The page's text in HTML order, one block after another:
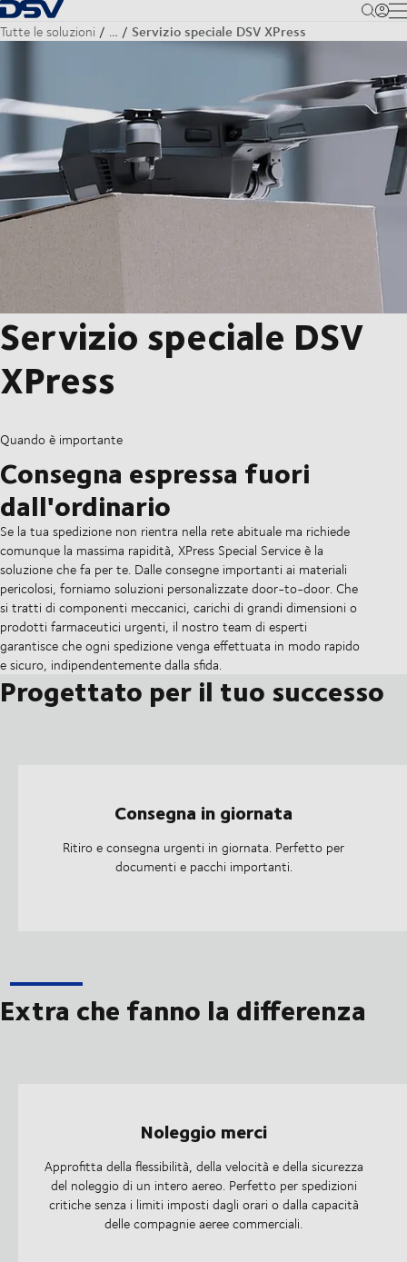
Torna alla pagina iniziale
Tutte le soluzioni … Servizio speciale DSV XPress
Servizio speciale DSV
XPress
Quando è importante
Consegna espressa fuori
dall'ordinario
Se la tua spedizione non rientra nella rete abituale ma richiede
comunque la massima rapidità, XPress Special Service è la
soluzione che fa per te. Dalle consegne importanti ai materiali
pericolosi, forniamo soluzioni personalizzate door-to-door. Che
si tratti di componenti meccanici, carichi di grandi dimensioni o
prodotti farmaceutici urgenti, il nostro team di esperti
garantisce che ogni spedizione venga effettuata in modo rapido
e sicuro, indipendentemente dalla sfida.
Progettato per il tuo successo
Consegna in giornata
Ritiro e consegna urgenti in giornata. Perfetto per
documenti e pacchi importanti.
Extra che fanno la differenza
Noleggio merci
Approfitta della flessibilità, della velocità e della sicurezza
del noleggio di un intero aereo. Perfetto per spedizioni
critiche senza i limiti imposti dagli orari o dalla capacità
delle compagnie aeree commerciali.